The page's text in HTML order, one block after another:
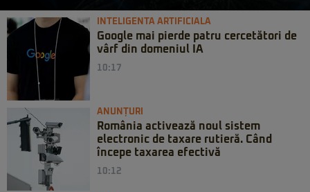
INTELIGENTA ARTIFICIALA
Google mai pierde patru cercetători de
vârf din domeniul IA
10:17
ANUNȚURI
România activează noul sistem
electronic de taxare rutieră. Când
începe taxarea efectivă
10:12